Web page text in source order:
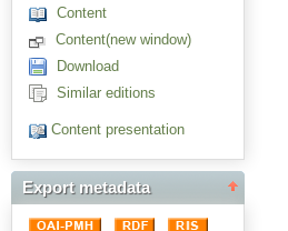
Content
Content(new window)
Download
Similar editions
Content presentation
Export metadata